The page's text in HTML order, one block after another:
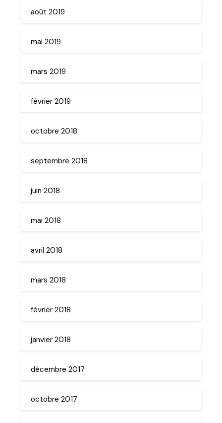
août 2019
mai 2019
mars 2019
février 2019
octobre 2018
septembre 2018
juin 2018
mai 2018
avril 2018
mars 2018
février 2018
janvier 2018
décembre 2017
octobre 2017